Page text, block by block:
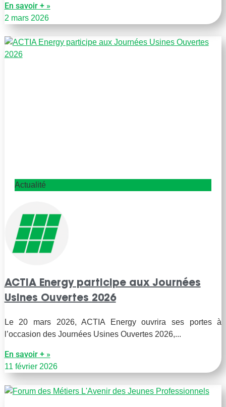
En savoir + »
2 mars 2026
Actualité
ACTIA Energy participe aux Journées
Usines Ouvertes 2026
Le 20 mars 2026, ACTIA Energy ouvrira ses portes à
l’occasion des Journées Usines Ouvertes 2026,
En savoir + »
11 février 2026